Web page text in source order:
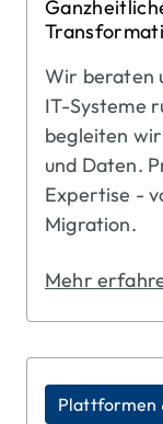
Wir beraten
IT-Systeme
begleiten
und Daten.
Expertise -
Migration.
Mehr
Plattformen